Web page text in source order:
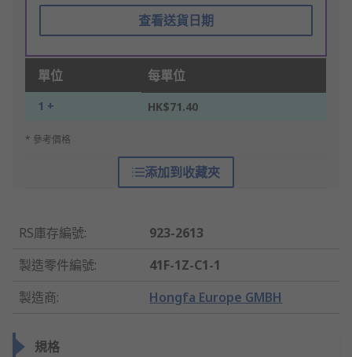
查看送貨日期
單位 每單位
1 + HK$71.40
* 參考價格
添加到收藏夾
RS庫存編號:
923-2613
製造零件編號:
41F-1Z-C1-1
製造商: Hongfa Europe GMBH
規格